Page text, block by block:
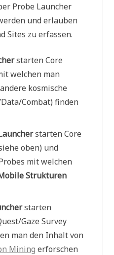
Probe Launcher
und erlauben
Sites zu erfassen.
starten Core
welchen man
kosmische
Combat) finden
starten Core
oben) und
mit welchen
Strukturen
starten
Gaze Survey
man den Inhalt von
Mining erforschen